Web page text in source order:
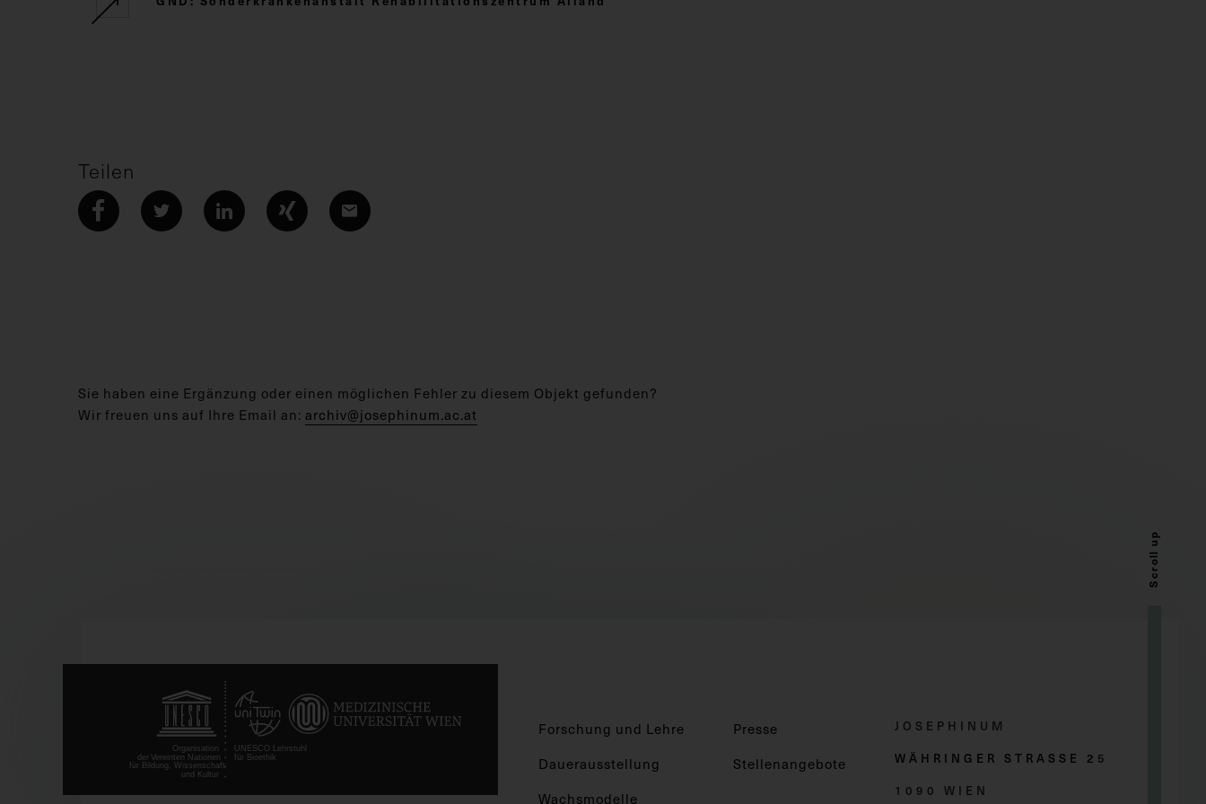
Teilen
Sie haben eine Ergänzung oder einen möglichen Fehler zu diesem Objekt gefunden?
Wir freuen uns auf Ihre Email an: archiv@josephinum.ac.at
Scroll up
Forschung und Lehre
Dauerausstellung
Wachsmodelle
Presse
Stellenangebote
JOSEPHINUM
WÄHRINGER STRASSE 2 5
1090 WIEN